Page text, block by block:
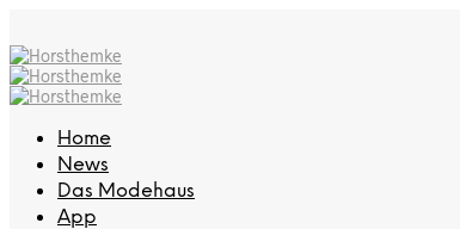
Home
News
Das Modehaus
App